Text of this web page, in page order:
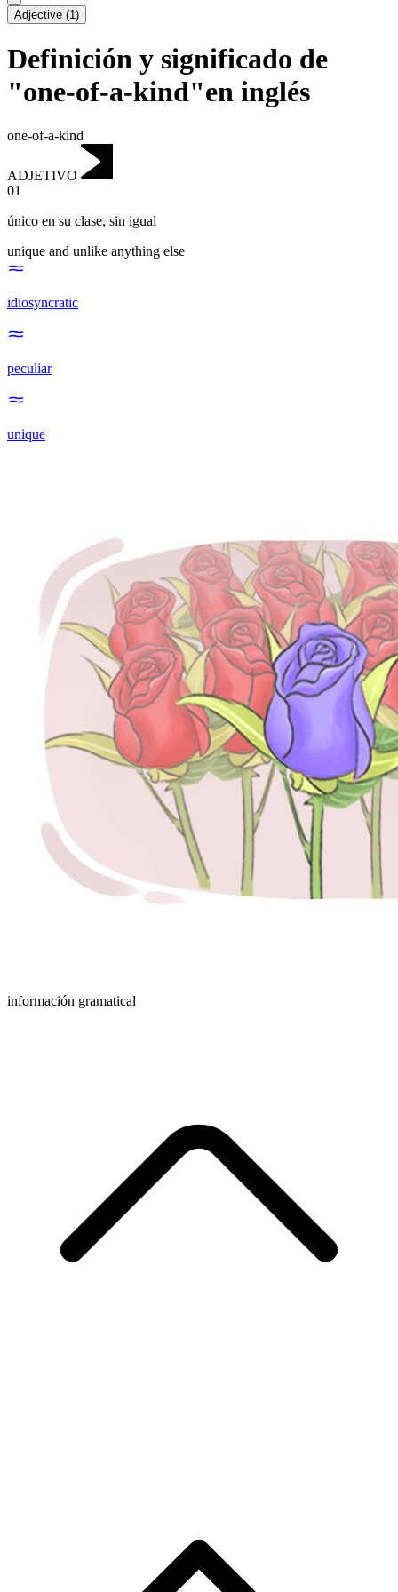
Adjective (1)
Definición y significado de
"one-of-a-kind"en inglés
one-of-a-kind
ADJETIVO
01
único en su clase, sin igual
unique and unlike anything else
idiosyncratic
peculiar
unique
información gramatical